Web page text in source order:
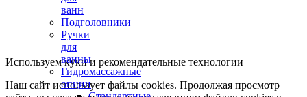
ванн
Подголовники
Ручки
для
ванны
Гидромассажные
опции
Используем куки и рекомендательные технологии
Наш сайт использует файлы cookies. Продолжая просмотр